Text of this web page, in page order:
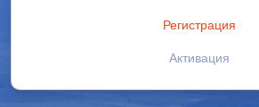
Регистрация
Активация